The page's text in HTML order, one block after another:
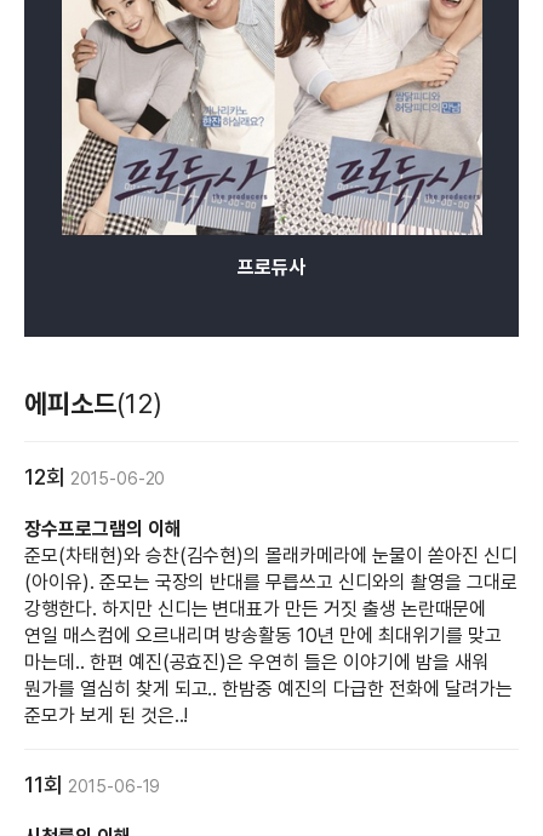
출근하는 피디 아닌 직장인들의 사무실 이야기.
프로듀사
에피소드(12)
12회 2015-06-20
장수프로그램의 이해
준모(차태현)와 승찬(김수현)의 몰래카메라에 눈물이 쏟아진 신디
(아이유). 준모는 국장의 반대를 무릅쓰고 신디와의 촬영을 그대로
강행한다. 하지만 신디는 변대표가 만든 거짓 출생 논란때문에
연일 매스컴에 오르내리며 방송활동 10년 만에 최대위기를 맞고
마는데.. 한편 예진(공효진)은 우연히 들은 이야기에 밤을 새워
뭔가를 열심히 찾게 되고.. 한밤중 예진의 다급한 전화에 달려가는
준모가 보게 된 것은..!
11회 2015-06-19